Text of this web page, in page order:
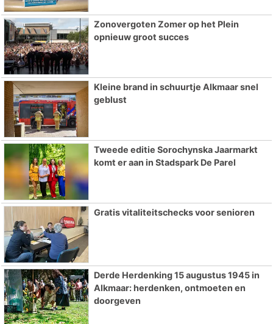
Zonovergoten Zomer op het Plein
opnieuw groot succes
Kleine brand in schuurtje Alkmaar snel
geblust
Tweede editie Sorochynska Jaarmarkt
komt er aan in Stadspark De Parel
Gratis vitaliteitschecks voor senioren
Derde Herdenking 15 augustus 1945 in
Alkmaar: herdenken, ontmoeten en
doorgeven